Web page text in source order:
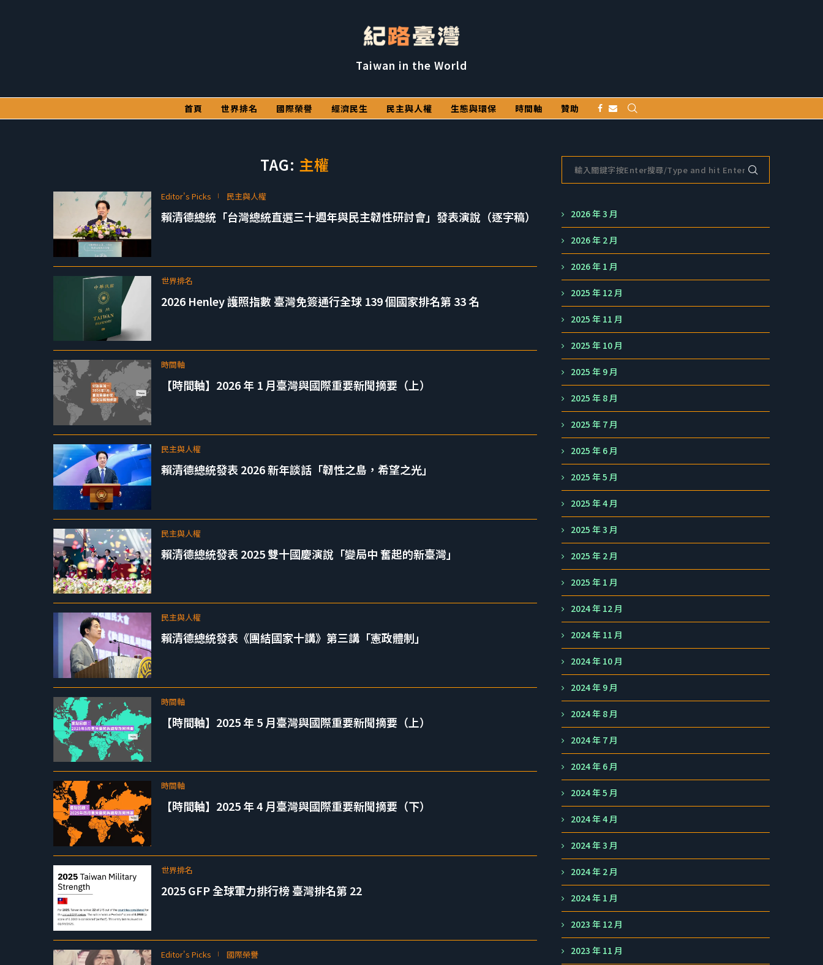
Taiwan in the World
首頁 世界排名 國際榮譽 經濟民生 民主與人權 生態與環保 時間軸 贊助
TAG: 主權
Editor's Picks 民主與人權
賴清德總統「台灣總統直選三十週年與民主韌性研討會」發表演說（逐字稿）
世界排名
2026 Henley 護照指數 臺灣免簽通行全球 139 個國家排名第 33 名
時間軸
【時間軸】2026 年 1 月臺灣與國際重要新聞摘要（上）
民主與人權
賴清德總統發表 2026 新年談話「韌性之島，希望之光」
民主與人權
賴清德總統發表 2025 雙十國慶演說「變局中 奮起的新臺灣」
民主與人權
賴清德總統發表《團結國家十講》第三講「憲政體制」
時間軸
【時間軸】2025 年 5 月臺灣與國際重要新聞摘要（上）
時間軸
【時間軸】2025 年 4 月臺灣與國際重要新聞摘要（下）
世界排名
2025 GFP 全球軍力排行榜 臺灣排名第 22
Editor's Picks 國際榮譽
2026 年 3 月
2026 年 2 月
2026 年 1 月
2025 年 12 月
2025 年 11 月
2025 年 10 月
2025 年 9 月
2025 年 8 月
2025 年 7 月
2025 年 6 月
2025 年 5 月
2025 年 4 月
2025 年 3 月
2025 年 2 月
2025 年 1 月
2024 年 12 月
2024 年 11 月
2024 年 10 月
2024 年 9 月
2024 年 8 月
2024 年 7 月
2024 年 6 月
2024 年 5 月
2024 年 4 月
2024 年 3 月
2024 年 2 月
2024 年 1 月
2023 年 12 月
2023 年 11 月